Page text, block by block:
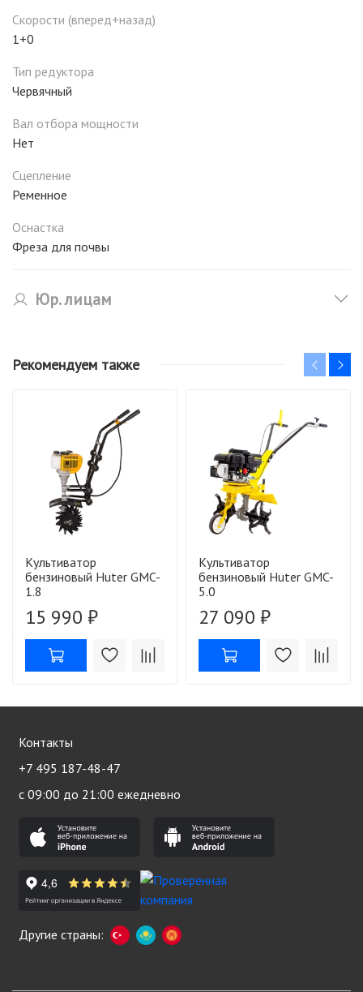
Скорости (вперед+назад)
1+0
Тип редуктора
Червячный
Вал отбора мощности
Нет
Сцепление
Ременное
Оснастка
Фреза для почвы
Юр. лицам
Рекомендуем также
Культиватор
бензиновый Huter GMC-
1.8
15 990 ₽
Культиватор
бензиновый Huter GMC-
5.0
27 090 ₽
Контакты
+7 495 187-48-47
с 09:00 до 21:00 ежедневно
Другие страны: